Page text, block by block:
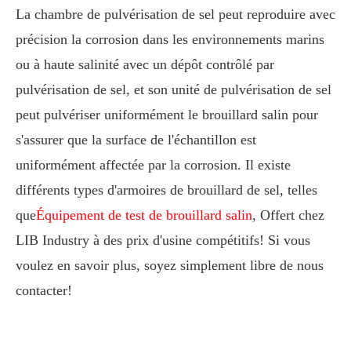
La chambre de pulvérisation de sel peut reproduire avec
précision la corrosion dans les environnements marins
ou à haute salinité avec un dépôt contrôlé par
pulvérisation de sel, et son unité de pulvérisation de sel
peut pulvériser uniformément le brouillard salin pour
s'assurer que la surface de l'échantillon est
uniformément affectée par la corrosion. Il existe
différents types d'armoires de brouillard de sel, telles
queÉquipement de test de brouillard salin, Offert chez
LIB Industry à des prix d'usine compétitifs! Si vous
voulez en savoir plus, soyez simplement libre de nous
contacter!